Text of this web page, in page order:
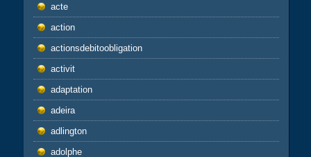
acte
action
actionsdebitoobligation
activit
adaptation
adeira
adlington
adolphe